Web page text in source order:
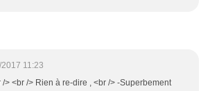
11:23
/> <br /> Rien à re-dire , <br /> -Superbement